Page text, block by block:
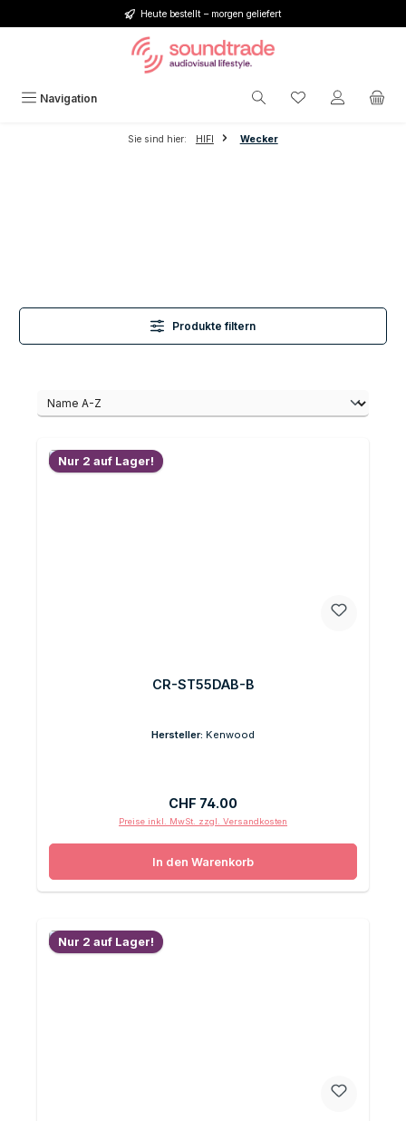
Zum Hauptinhalt springenHeute bestellt – morgen geliefert
Navigation Du hast 0
Sie sind hier: HIFI Wecker
Produkte filtern
Nur 2 auf Lager!
CR-ST55DAB-B
Hersteller: Kenwood
Regulärer Preis:
CHF 74.00
Preise inkl. MwSt. zzgl. Versandkosten
In den Warenkorb
Nur 2 auf Lager!